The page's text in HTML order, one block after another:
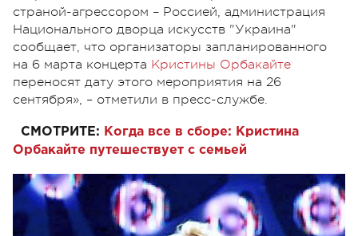
страной-агрессором – Россией, администрация
Национального дворца искусств "Украина"
сообщает, что организаторы запланированного
на 6 марта концерта Кристины Орбакайте
переносят дату этого мероприятия на 26
сентября», – отметили в пресс-службе.
СМОТРИТЕ: Когда все в сборе: Кристина
Орбакайте путешествует с семьей